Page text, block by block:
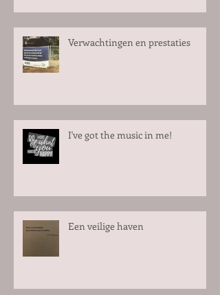
Verwachtingen en prestaties
I've got the music in me!
Een veilige haven